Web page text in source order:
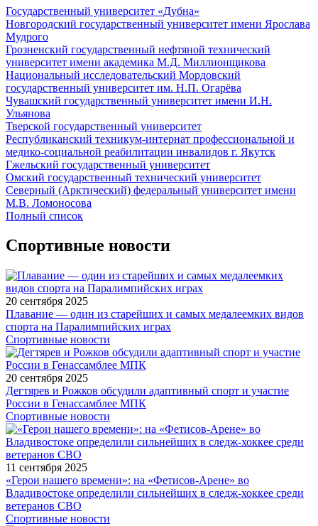
Государственный университет «Дубна»
Новгородский государственный университет имени Ярослава
Мудрого
Грозненский государственный нефтяной технический
университет имени академика М.Д. Миллионщикова
Национальный исследовательский Мордовский
государственный университет им. Н.П. Огарёва
Чувашский государственный университет имени И.Н.
Ульянова
Тверской государственный университет
Республиканский техникум-интернат профессиональной и
медико-социальной реабилитации инвалидов г. Якутск
Гжельский государственный университет
Омский государственный технический университет
Северный (Арктический) федеральный университет имени
М.В. Ломоносова
Полный список
Спортивные новости
20 сентября 2025
Плавание — один из старейших и самых медалеемких видов
спорта на Паралимпийских играх
Спортивные новости
20 сентября 2025
Дегтярев и Рожков обсудили адаптивный спорт и участие
России в Генассамблее МПК
Спортивные новости
11 сентября 2025
«Герои нашего времени»: на «Фетисов-Арене» во
Владивостоке определили сильнейших в следж-хоккее среди
ветеранов СВО
Спортивные новости